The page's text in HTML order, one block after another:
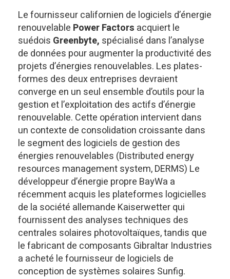
Le fournisseur californien de logiciels d’énergie
renouvelable Power Factors acquiert le
suédois Greenbyte, spécialisé dans l’analyse
de données pour augmenter la productivité des
projets d’énergies renouvelables. Les plates-
formes des deux entreprises devraient
converge en un seul ensemble d’outils pour la
gestion et l’exploitation des actifs d’énergie
renouvelable. Cette opération intervient dans
un contexte de consolidation croissante dans
le segment des logiciels de gestion des
énergies renouvelables (Distributed energy
resources management system, DERMS) Le
développeur d’énergie propre BayWa a
récemment acquis les plateformes logicielles
de la société allemande Kaiserwetter qui
fournissent des analyses techniques des
centrales solaires photovoltaïques, tandis que
le fabricant de composants Gibraltar Industries
a acheté le fournisseur de logiciels de
conception de systèmes solaires Sunfig.